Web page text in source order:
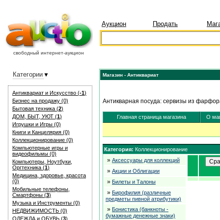
свободный интернет-аукцион
Аукцион Продать
Антиквариат и Искуcство (-1)
Бизнес на продажу (0)
Бытовая техника (2)
ДОМ, БЫТ, УЮТ (1)
Игрушки и Игры (0)
Книги и Канцелярия (0)
Коллекционирование (0)
Компьютерные игры и
видеофильмы (0)
Компьютеры, Ноутбуки,
Оргтехника (1)
Медицина, здоровье, красота
(0)
Мобильные телефоны,
Смартфоны (3)
Музыка и Инструменты (0)
НЕДВИЖИМОСТЬ (0)
ОДЕЖДА и ОБУВЬ (3)
Категории Магазин - Антиквариат
Антикварная посуда: сервизы из
Главная страница магазина О
Категория: Коллекционирование
» Аксессуары для коллекций
» Акции и Облигации
» Билеты и Талоны
» Бирофилия (различные
предметы пивной атрибутики)
» Бонистика (банкноты -
бумажные денежные знаки)